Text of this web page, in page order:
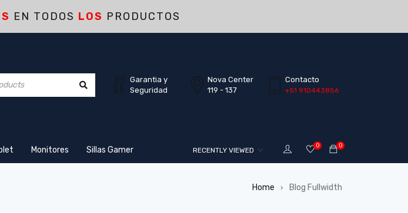
EN TODOS LOS PRODUCTOS
Garantia y
Seguridad
Nova Center
119 - 137
Contacto
+51 910443856
Monitores Sillas Gamer 0
0
RECENTLY VIEWED
Home › Blog Fullwidth